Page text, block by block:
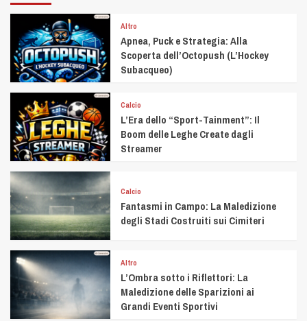
Altro
Apnea, Puck e Strategia: Alla
Scoperta dell’Octopush (L’Hockey
Subacqueo)
Calcio
L’Era dello “Sport-Tainment”: Il
Boom delle Leghe Create dagli
Streamer
Calcio
Fantasmi in Campo: La Maledizione
degli Stadi Costruiti sui Cimiteri
Altro
L’Ombra sotto i Riflettori: La
Maledizione delle Sparizioni ai
Grandi Eventi Sportivi